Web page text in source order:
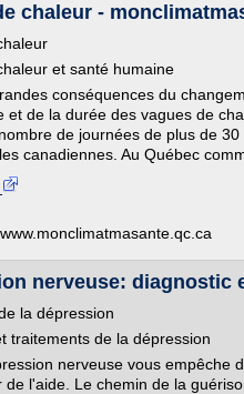
chaleur -
et santé humaine
conséquences du
et de la durée des vagues de
de journées de plus de
canadiennes. Au Québec
nerveuse: diagnostic
la dépression
traitements de la dépression
nerveuse vous empêche
de l'aide. Le chemin de la